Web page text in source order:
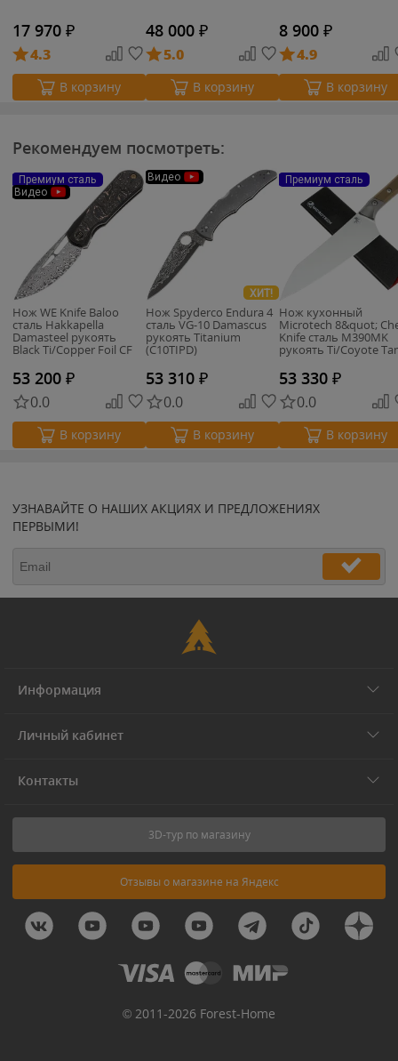
17 970 ₽
4.3
В корзину
48 000 ₽
5.0
В корзину
8 900 ₽
4.9
В корзину
Рекомендуем посмотреть:
Премиум сталь
Видео
Нож WE Knife Baloo
сталь Hakkapella
Damasteel рукоять
Black Ti/Copper Foil CF
(WE21033-DS1)
53 200 ₽
0.0
В корзину
Видео
ХИТ!
Нож Spyderco Endura 4
сталь VG-10 Damascus
рукоять Titanium
(C10TIPD)
53 310 ₽
0.0
В корзину
Премиум сталь
Нож кухонный
Microtech 8&quot;
Knife сталь M390MK
рукоять Ti/Coyote
G10 (3000B-10CE)
53 330 ₽
0.0
В корзину
УЗНАВАЙТЕ О НАШИХ АКЦИЯХ И ПРЕДЛОЖЕНИЯХ
ПЕРВЫМИ!
Информация
Личный кабинет
Контакты
3D-тур по магазину
Отзывы о магазине на Яндекс
© 2011-2026 Forest-Home